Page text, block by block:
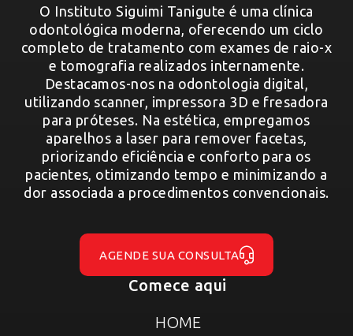
O Instituto Siguimi Tanigute é uma clínica
odontológica moderna, oferecendo um ciclo
completo de tratamento com exames de raio-x
e tomografia realizados internamente.
Destacamos-nos na odontologia digital,
utilizando scanner, impressora 3D e fresadora
para próteses. Na estética, empregamos
aparelhos a laser para remover facetas,
priorizando eficiência e conforto para os
pacientes, otimizando tempo e minimizando a
dor associada a procedimentos convencionais.
AGENDE SUA CONSULTA
Comece aqui
HOME